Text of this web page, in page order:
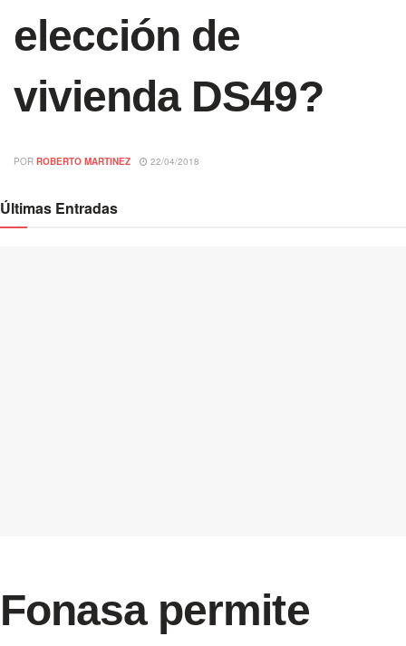
elección de
vivienda DS49?
POR ROBERTO MARTINEZ 22/04/2018
Últimas Entradas
Fonasa permite